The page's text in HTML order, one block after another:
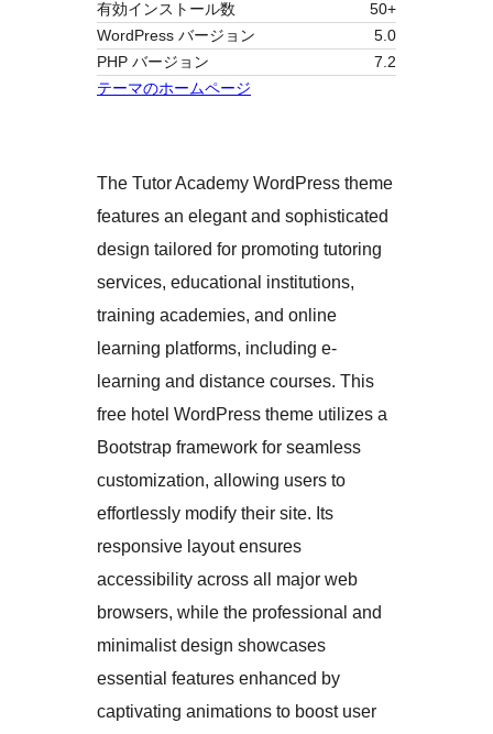
有効インストール数
50+
WordPress バージョン
5.0
PHP バージョン
7.2
テーマのホームページ
The Tutor Academy WordPress theme
features an elegant and sophisticated
design tailored for promoting tutoring
services, educational institutions,
training academies, and online
learning platforms, including e-
learning and distance courses. This
free hotel WordPress theme utilizes a
Bootstrap framework for seamless
customization, allowing users to
effortlessly modify their site. Its
responsive layout ensures
accessibility across all major web
browsers, while the professional and
minimalist design showcases
essential features enhanced by
captivating animations to boost user